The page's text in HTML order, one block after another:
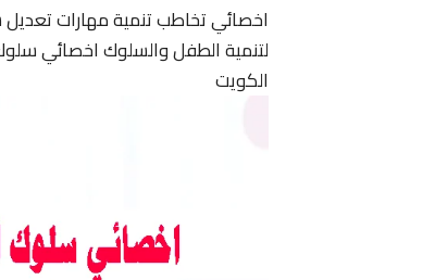
اخصائي تخاطب تنمية مهارات
لتنمية الطفل والسلوك اخصائي
الكويت